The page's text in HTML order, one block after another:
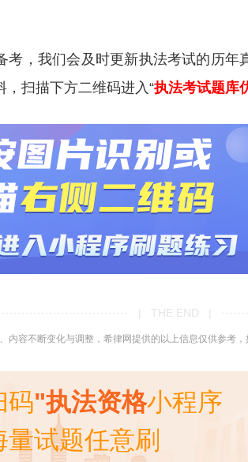
考，我们会及时更新执法考试的历
扫描下方二维码进入“执法考试题库
| THE END |
内容不断变化与调整，希律网提供的以上信息仅供参考
码"执法资格小程序
量试题任意刷